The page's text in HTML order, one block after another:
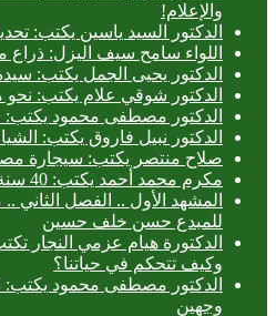
والإعلام!
الدكتور السيد ياسين يكتب:
اللواء سامح سيف اليزل: ذراع
الدكتور يحيى الجمل يكتب:
الدكتور شوقي علام يكتب:
الدكتور مصطفى محمود يكتب:
الدكتور نبيل فاروق يكتب:
صلاح منتصر يكتب: سيجارة
مكرم محمد أحمد يكتب: 40 سنة حفائر
المشهد الأول .. الفصل الثاني
للمبدع حسن خلف حسين
الدكتورة هيام عزمي النجار
وكيف تتحكم في حياتنا؟
الدكتور مصطفى محمود يكتب:
وجهين